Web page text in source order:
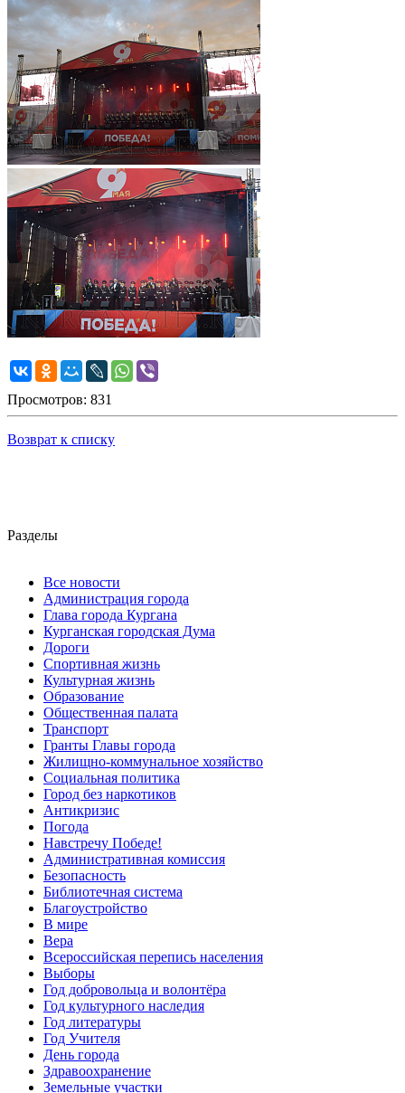
Просмотров: 831
Возврат к списку
Разделы
Все новости
Администрация города
Глава города Кургана
Курганская городская Дума
Дороги
Спортивная жизнь
Культурная жизнь
Образование
Общественная палата
Транспорт
Гранты Главы города
Жилищно-коммунальное хозяйство
Социальная политика
Город без наркотиков
Антикризис
Погода
Навстречу Победе!
Административная комиссия
Безопасность
Библиотечная система
Благоустройство
В мире
Вера
Всероссийская перепись населения
Выборы
Год добровольца и волонтёра
Год культурного наследия
Год литературы
Год Учителя
День города
Здравоохранение
Земельные участки